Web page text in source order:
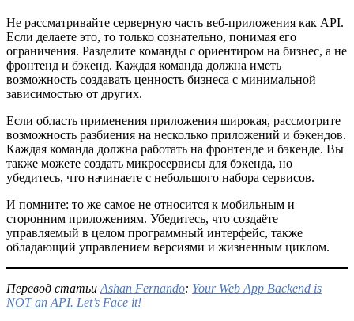
Не рассматривайте серверную часть веб-приложения как API.
Если делаете это, то только сознательно, понимая его
ограничения. Разделите команды с ориентиром на бизнес, а не
фронтенд и бэкенд. Каждая команда должна иметь
возможность создавать ценность бизнеса с минимальной
зависимостью от других.
Если область применения приложения широкая, рассмотрите
возможность разбиения на несколько приложений и бэкендов.
Каждая команда должна работать на фронтенде и бэкенде. Вы
также можете создать микросервисы для бэкенда, но
убедитесь, что начинаете с небольшого набора сервисов.
И помните: то же самое не относится к мобильным и
сторонним приложениям. Убедитесь, что создаёте
управляемый в целом программный интерфейс, также
обладающий управлением версиями и жизненным циклом.
Перевод статьи Ashan Fernando: Your Web App Backend is
NOT an API. Let’s Face it!